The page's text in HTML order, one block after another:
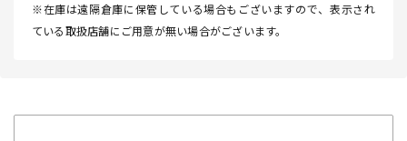
※在庫は遠隔倉庫に保管している場合もございますので、表示され
ている取扱店舗にご用意が無い場合がございます。